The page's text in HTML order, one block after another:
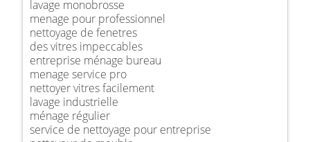
lavage monobrosse
menage pour professionnel
nettoyage de fenetres
des vitres impeccables
entreprise ménage bureau
menage service pro
nettoyer vitres facilement
lavage industrielle
ménage régulier
service de nettoyage pour entreprise